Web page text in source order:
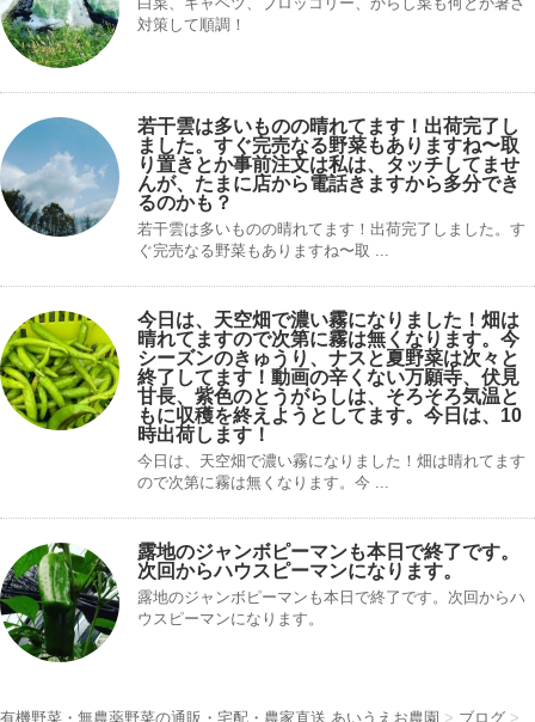
対策して順調！
若干雲は多いものの晴れてます！出荷完了し
ました。すぐ完売なる野菜もありますね〜取
り置きとか事前注文は私は、タッチしてませ
んが、たまに店から電話きますから多分でき
るのかも？
若干雲は多いものの晴れてます！出荷完了しました。す
ぐ完売なる野菜もありますね〜取 ...
今日は、天空畑で濃い霧になりました！畑は
晴れてますので次第に霧は無くなります。今
シーズンのきゅうり、ナスと夏野菜は次々と
終了してます！動画の辛くない万願寺、伏見
甘長、紫色のとうがらしは、そろそろ気温と
もに収穫を終えようとしてます。今日は、10
時出荷します！
今日は、天空畑で濃い霧になりました！畑は晴れてます
ので次第に霧は無くなります。今 ...
露地のジャンボピーマンも本日で終了です。
次回からハウスピーマンになります。
露地のジャンボピーマンも本日で終了です。次回からハ
ウスピーマンになります。
有機野菜・無農薬野菜の通販・宅配・農家直送 あいうえお農園 > ブログ >